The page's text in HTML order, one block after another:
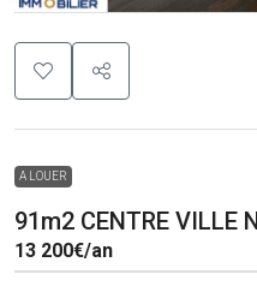
A LOUER
91m2 CENTRE VILLE
13 200€/an